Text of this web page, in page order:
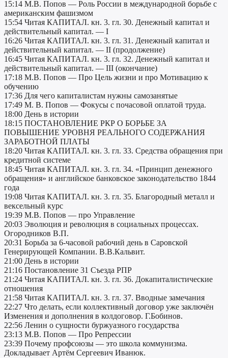
15:14 М.В. Попов — Роль России в международной борьбе с
американским фашизмом
15:54 Читая КАПИТАЛ. кн. 3. гл. 30. Денежный капитал и
действительный капитал. — I
16:26 Читая КАПИТАЛ. кн. 3. гл. 31. Денежный капитал и
действительный капитал. — II (продолжение)
16:45 Читая КАПИТАЛ. кн. 3. гл. 32. Денежный капитал и
действительный капитал. — III (окончание)
17:18 М.В. Попов — Про Цель жизни и про Мотивацию к
обучению
17:36 Для чего капиталистам нужны самозанятые
17:49 М. В. Попов — Фокусы с почасовой оплатой труда.
18:00 День в истории
18:15 ПОСТАНОВЛЕНИЕ РКР О БОРЬБЕ ЗА
ПОВЫШЕНИЕ УРОВНЯ РЕАЛЬНОГО СОДЕРЖАНИЯ
ЗАРАБОТНОЙ ПЛАТЫ
18:20 Читая КАПИТАЛ. кн. 3. гл. 33. Средства обращения при
кредитной системе
18:45 Читая КАПИТАЛ. кн. 3. гл. 34. «Принцип денежного
обращения» и английское банковское законодательство 1844
года
19:08 Читая КАПИТАЛ. кн. 3. гл. 35. Благородный металл и
вексельный курс
19:39 М.В. Попов — про Управление
20:03 Эволюция и революция в социальных процессах.
Огородников В.П.
20:31 Борьба за 6-часовой рабочий день в Саровской
Генерирующей Компании. В.В.Кальвит.
21:00 День в истории
21:16 Постановление 31 Съезда РПР
21:24 Читая КАПИТАЛ. кн. 3. гл. 36. Докапиталистические
отношения
21:58 Читая КАПИТАЛ. кн. 3. гл. 37. Вводные замечания
22:27 Что делать, если коллективный договор уже заключён
Изменения и дополнения в колдоговор. Г.Бобинов.
22:56 Ленин о сущности буржуазного государства
23:13 М.В. Попов — Про Репрессии
23:39 Почему профсоюзы — это школа коммунизма.
Докладывает Артём Сергеевич Иванюк.